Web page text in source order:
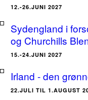
12.-26.JUNI 2027
Sydengland i
og Churchills
15.-24.JUNI 2027
Irland - den
22.JULI TIL 1.AUGUST